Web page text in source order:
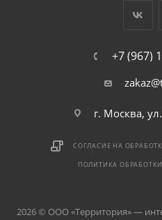
+7 (967)
г. Москва,
СОГЛАСИЕ НА
ПОЛИТИКА
2026 © ООО «Территория» —